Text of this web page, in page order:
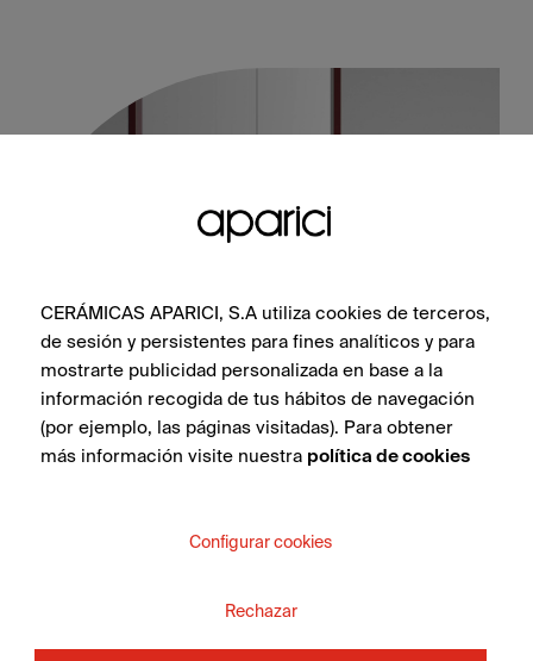
VEDI COLLEZIONE
CERÁMICAS APARICI, S.A utiliza cookies de terceros,
de sesión y persistentes para fines analíticos y para
mostrarte publicidad personalizada en base a la
información recogida de tus hábitos de navegación
(por ejemplo, las páginas visitadas). Para obtener
más información visite nuestra política de cookies
Configurar cookies
Rechazar